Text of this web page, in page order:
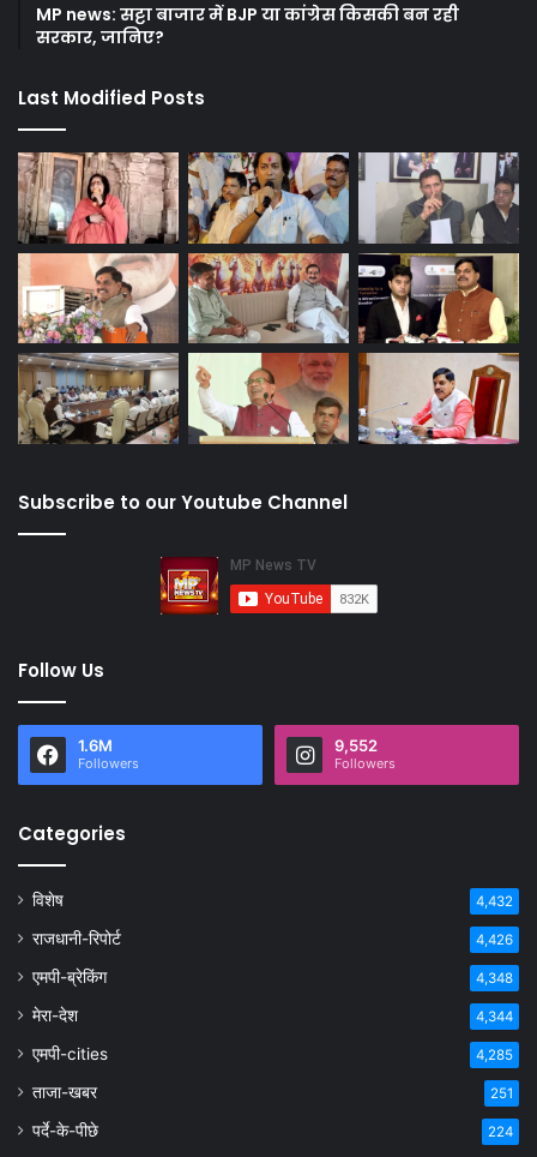
MP news: सट्टा बाजार में BJP या कांग्रेस किसकी बन रही
सरकार, जानिए?
Last Modified Posts
Subscribe to our Youtube Channel
Follow Us
1.6M
Followers
9,552
Followers
Categories
विशेष 4,432
राजधानी-रिपोर्ट 4,426
एमपी-ब्रेकिंग 4,348
मेरा-देश 4,344
एमपी-cities 4,285
ताजा-खबर 251
पर्दे-के-पीछे 224